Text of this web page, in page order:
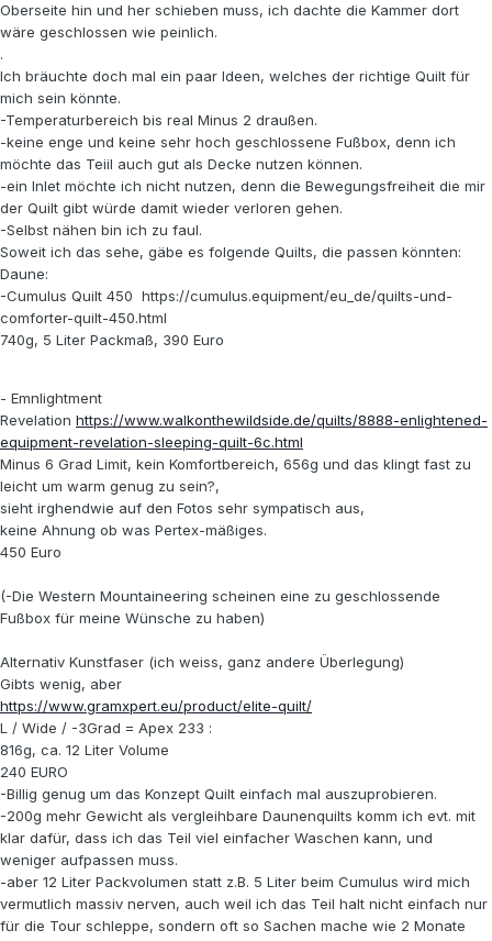
Oberseite hin und her schieben muss, ich dachte die Kammer dort
wäre geschlossen wie peinlich.
.
Ich bräuchte doch mal ein paar Ideen, welches der richtige Quilt für
mich sein könnte.
-Temperaturbereich bis real Minus 2 draußen.
-keine enge und keine sehr hoch geschlossene Fußbox, denn ich
möchte das Teiil auch gut als Decke nutzen können.
-ein Inlet möchte ich nicht nutzen, denn die Bewegungsfreiheit die mir
der Quilt gibt würde damit wieder verloren gehen.
-Selbst nähen bin ich zu faul.
Soweit ich das sehe, gäbe es folgende Quilts, die passen könnten:
Daune:
-Cumulus Quilt 450 https://cumulus.equipment/eu_de/quilts-und-
comforter-quilt-450.html
740g, 5 Liter Packmaß, 390 Euro
- Emnlightment
Revelation https://www.walkonthewildside.de/quilts/8888-enlightened-
equipment-revelation-sleeping-quilt-6c.html
Minus 6 Grad Limit, kein Komfortbereich, 656g und das klingt fast zu
leicht um warm genug zu sein?,
sieht irghendwie auf den Fotos sehr sympatisch aus,
keine Ahnung ob was Pertex-mäßiges.
450 Euro
(-Die Western Mountaineering scheinen eine zu geschlossende
Fußbox für meine Wünsche zu haben)
Alternativ Kunstfaser (ich weiss, ganz andere Überlegung)
Gibts wenig, aber
https://www.gramxpert.eu/product/elite-quilt/
L / Wide / -3Grad = Apex 233 :
816g, ca. 12 Liter Volume
240 EURO
-Billig genug um das Konzept Quilt einfach mal auszuprobieren.
-200g mehr Gewicht als vergleihbare Daunenquilts komm ich evt. mit
klar dafür, dass ich das Teil viel einfacher Waschen kann, und
weniger aufpassen muss.
-aber 12 Liter Packvolumen statt z.B. 5 Liter beim Cumulus wird mich
vermutlich massiv nerven, auch weil ich das Teil halt nicht einfach nur
für die Tour schleppe, sondern oft so Sachen mache wie 2 Monate